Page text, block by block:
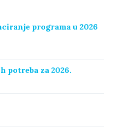
programa u 2026
potreba za 2026.